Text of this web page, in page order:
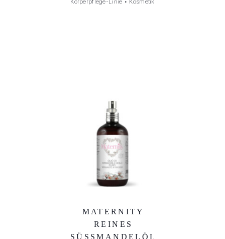
Körperpflege-Linie • Kosmetik
MATERNITY
REINES
SÜSSMANDELÖL M